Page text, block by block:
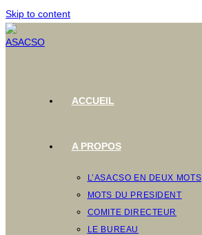
Skip to content
ACCUEIL
A PROPOS
L’ASACSO EN DEUX MOTS
MOTS DU PRESIDENT
COMITE DIRECTEUR
LE BUREAU